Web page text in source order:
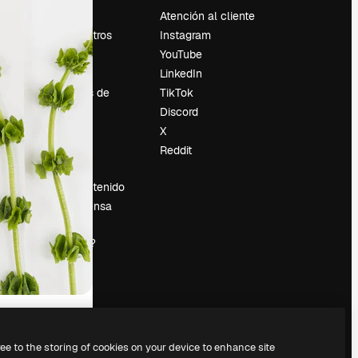
Sobre nosotros
Reviews
Empleo
Tendencias de
búsqueda
Blog
Eventos
Slidesgo
Vender contenido
Sala de prensa
¿Buscas
magnific.ai?
Atención al cliente
Instagram
YouTube
LinkedIn
TikTok
Discord
X
Reddit
to the storing of cookies on your device to enhance site